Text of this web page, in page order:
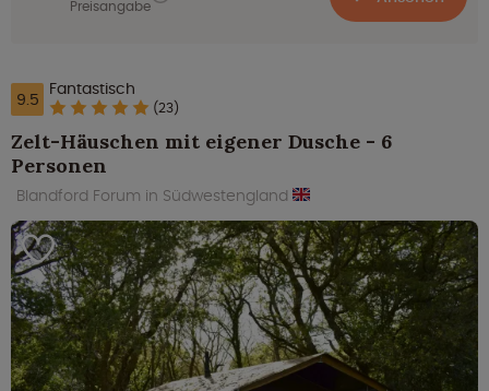
Preisangabe
9.5 Fantastisch
(23)
Zelt-Häuschen mit eigener Dusche - 6
Personen
Blandford Forum in Südwestengland